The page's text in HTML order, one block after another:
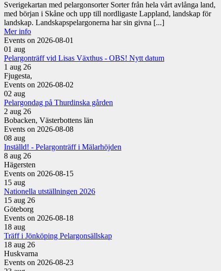
Sverigekartan med pelargonsorter Sorter från hela vårt avlånga land,
med början i Skåne och upp till nordligaste Lappland, landskap för
landskap. Landskapspelargonerna har sin givna [...]
Mer info
Events on 2026-08-01
01 aug
Pelargonträff vid Lisas Växthus - OBS! Nytt datum
1 aug 26
Fjugesta,
Events on 2026-08-02
02 aug
Pelargondag på Thurdinska gården
2 aug 26
Bobacken, Västerbottens län
Events on 2026-08-08
08 aug
Inställd! - Pelargonträff i Mälarhöjden
8 aug 26
Hägersten
Events on 2026-08-15
15 aug
Nationella utställningen 2026
15 aug 26
Göteborg
Events on 2026-08-18
18 aug
Träff i Jönköping Pelargonsällskap
18 aug 26
Huskvarna
Events on 2026-08-23